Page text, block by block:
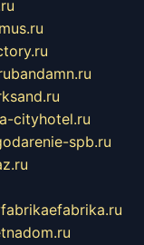
bandamn.ru
cityhotel.ru
spb.ru